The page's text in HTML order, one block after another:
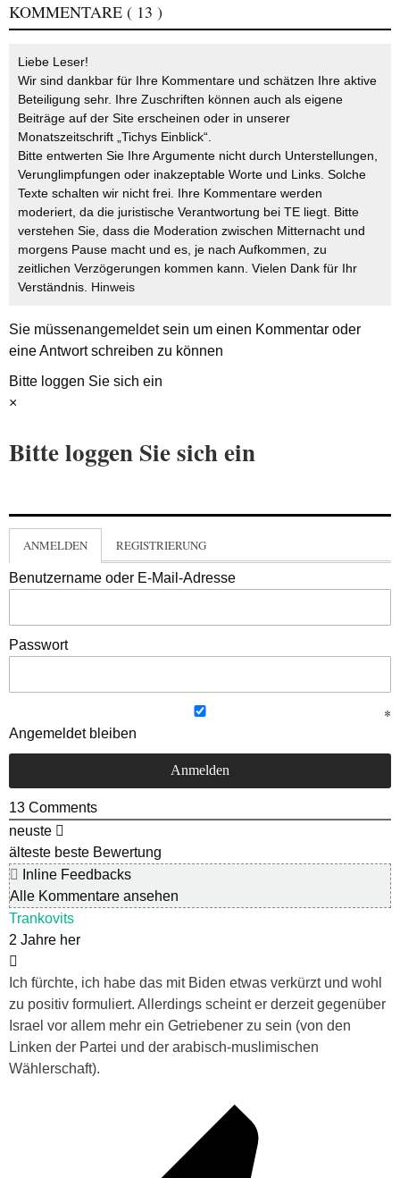
KOMMENTARE ( 13 )
Liebe Leser!
Wir sind dankbar für Ihre Kommentare und schätzen Ihre aktive
Beteiligung sehr. Ihre Zuschriften können auch als eigene
Beiträge auf der Site erscheinen oder in unserer
Monatszeitschrift „Tichys Einblick“.
Bitte entwerten Sie Ihre Argumente nicht durch Unterstellungen,
Verunglimpfungen oder inakzeptable Worte und Links. Solche
Texte schalten wir nicht frei. Ihre Kommentare werden
moderiert, da die juristische Verantwortung bei TE liegt. Bitte
verstehen Sie, dass die Moderation zwischen Mitternacht und
morgens Pause macht und es, je nach Aufkommen, zu
zeitlichen Verzögerungen kommen kann. Vielen Dank für Ihr
Verständnis. Hinweis
Sie müssenangemeldetsein um einen Kommentar oder
eine Antwort schreiben zu können
Bitte loggen Sie sich ein
×
Bitte loggen Sie sich ein
ANMELDEN REGISTRIERUNG
Benutzername oder E-Mail-Adresse
Passwort
Angemeldet bleiben
13 Comments
neuste
älteste beste Bewertung
Inline Feedbacks
Alle Kommentare ansehen
Trankovits
2 Jahre her
Ich fürchte, ich habe das mit Biden etwas verkürzt und wohl
zu positiv formuliert. Allerdings scheint er derzeit gegenüber
Israel vor allem mehr ein Getriebener zu sein (von den
Linken der Partei und der arabisch-muslimischen
Wählerschaft).